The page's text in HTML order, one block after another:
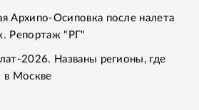
Архипо-Осиповка после налета
Репортаж "РГ"
2026. Названы регионы, где
в Москве